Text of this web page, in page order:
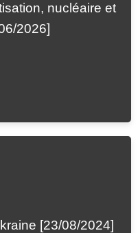
nucléaire et
2026]
[23/08/2024]